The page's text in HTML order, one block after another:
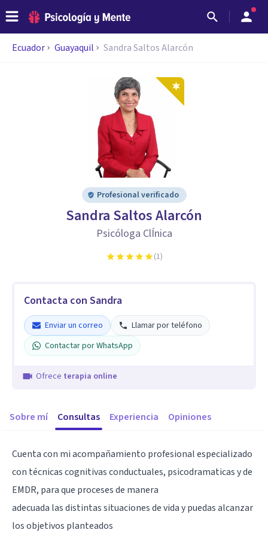
Ecuador Guayaquil Sandra Saltos Alarcón
Profesional verificado
Sandra Saltos Alarcón
Psicóloga ClÍnica
(1)
Contacta con Sandra
Enviar un correo
Llamar por teléfono
Contactar por WhatsApp
Ofrece terapia online
Sobre mí Consultas Experiencia Opiniones
Cuenta con mi acompañamiento profesional especializado
con técnicas cognitivas conductuales, psicodramaticas y de
EMDR, para que proceses de manera
adecuada las distintas situaciones de vida y puedas alcanzar
los objetivos planteados